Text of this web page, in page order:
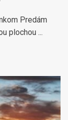
Predám
plochou ...